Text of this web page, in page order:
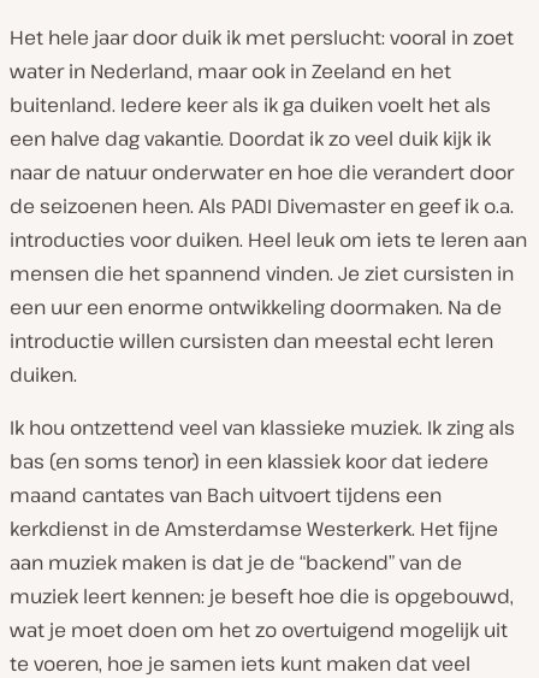
Het hele jaar door duik ik met perslucht: vooral in zoet
water in Nederland, maar ook in Zeeland en het
buitenland. Iedere keer als ik ga duiken voelt het als
een halve dag vakantie. Doordat ik zo veel duik kijk ik
naar de natuur onderwater en hoe die verandert door
de seizoenen heen. Als PADI Divemaster en geef ik o.a.
introducties voor duiken. Heel leuk om iets te leren aan
mensen die het spannend vinden. Je ziet cursisten in
een uur een enorme ontwikkeling doormaken. Na de
introductie willen cursisten dan meestal echt leren
duiken.
Ik hou ontzettend veel van klassieke muziek. Ik zing als
bas (en soms tenor) in een klassiek koor dat iedere
maand cantates van Bach uitvoert tijdens een
kerkdienst in de Amsterdamse Westerkerk. Het fijne
aan muziek maken is dat je de “backend” van de
muziek leert kennen: je beseft hoe die is opgebouwd,
wat je moet doen om het zo overtuigend mogelijk uit
te voeren, hoe je samen iets kunt maken dat veel